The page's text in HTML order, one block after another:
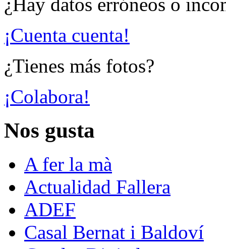
¿Hay datos erróneos o
¡Cuenta cuenta!
¿Tienes más fotos?
¡Colabora!
Nos gusta
A fer la mà
Actualidad Fallera
ADEF
Casal Bernat i Baldoví